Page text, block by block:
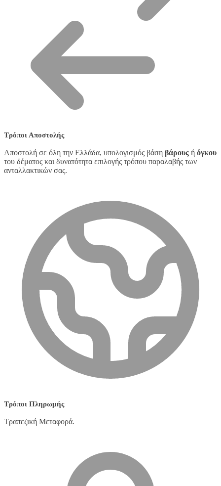
Τρόποι Αποστολής
Αποστολή σε όλη την Ελλάδα, υπολογισμός βάση βάρους ή όγκου
του δέματος και δυνατότητα επιλογής τρόπου παραλαβής των
ανταλλακτικών σας.
Τρόποι Πληρωμής
Τραπεζική Μεταφορά.